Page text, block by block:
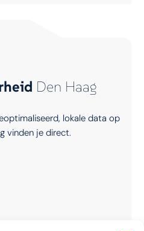
Den Haag
lokale data op
vinden je direct.